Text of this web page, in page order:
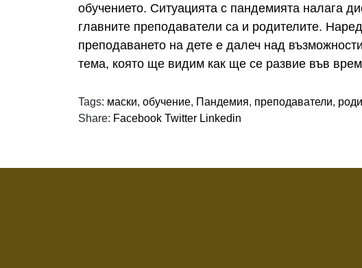
обучението. Ситуацията с пандемията налага
главните преподаватели са и родителите.
преподаването на дете е далеч над
тема, която ще видим как ще се развие във
Tags: маски, обучение, Пандемия, преподаватели,
Share: Facebook Twitter Linkedin